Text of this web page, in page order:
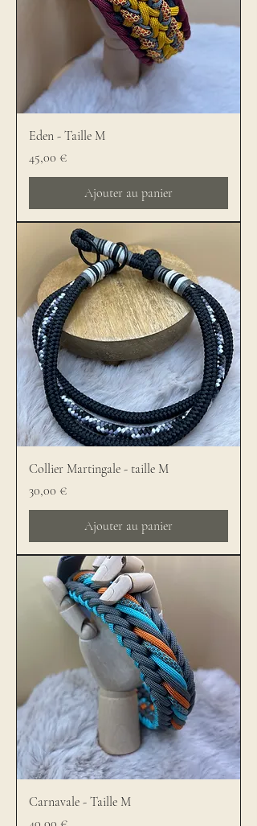
Eden - Taille M
Prix
45,00 €
Ajouter au panier
Collier Martingale - taille M
Prix
30,00 €
Ajouter au panier
Carnavale - Taille M
Prix